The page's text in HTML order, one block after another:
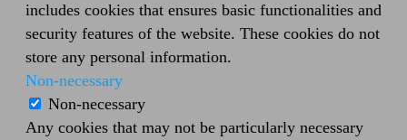
includes cookies that ensures basic functionalities and
security features of the website. These cookies do not
store any personal information.
Non-necessary
Non-necessary
Any cookies that may not be particularly necessary